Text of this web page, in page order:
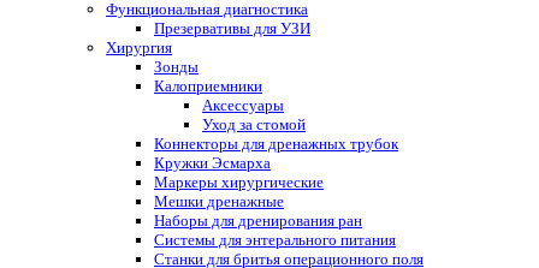
Функциональная диагностика
Презервативы для УЗИ
Хирургия
Зонды
Калоприемники
Аксессуары
Уход за стомой
Коннекторы для дренажных трубок
Кружки Эсмарха
Маркеры хирургические
Мешки дренажные
Наборы для дренирования ран
Системы для энтерального питания
Станки для бритья операционного поля